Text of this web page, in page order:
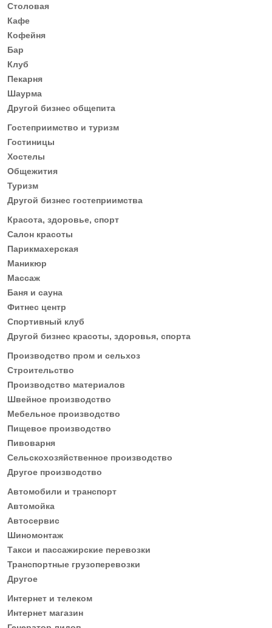
Столовая
Кафе
Кофейня
Бар
Клуб
Пекарня
Шаурма
Другой бизнес общепита
Гостеприимство и туризм
Гостиницы
Хостелы
Общежития
Туризм
Другой бизнес гостеприимства
Красота, здоровье, спорт
Салон красоты
Парикмахерская
Маникюр
Массаж
Баня и сауна
Фитнес центр
Спортивный клуб
Другой бизнес красоты, здоровья, спорта
Производство пром и сельхоз
Строительство
Производство материалов
Швейное производство
Мебельное производство
Пищевое производство
Пивоварня
Сельскохозяйственное производство
Другое производство
Автомобили и транспорт
Автомойка
Автосервис
Шиномонтаж
Такси и пассажирские перевозки
Транспортные грузоперевозки
Другое
Интернет и телеком
Интернет магазин